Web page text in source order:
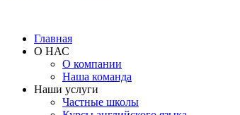
Главная
О НАС
О компании
Наша команда
Наши услуги
Частные школы